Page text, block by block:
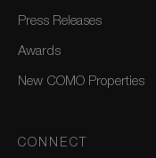
Press Releases
Awards
New COMO Properties
CONNECT